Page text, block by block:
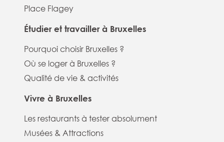
Place Flagey
Étudier et travailler à Bruxelles
Pourquoi choisir Bruxelles ?
Où se loger à Bruxelles ?
Qualité de vie & activités
Vivre à Bruxelles
Les restaurants à tester absolument
Musées & Attractions